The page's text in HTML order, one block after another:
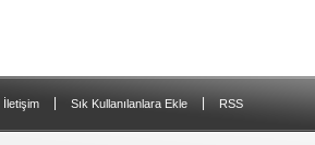
İletişim Sık Kullanılanlara Ekle RSS